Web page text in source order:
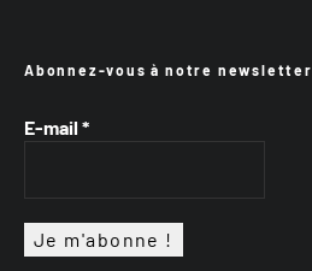
Abonnez-vous à notre newsletter
E-mail *